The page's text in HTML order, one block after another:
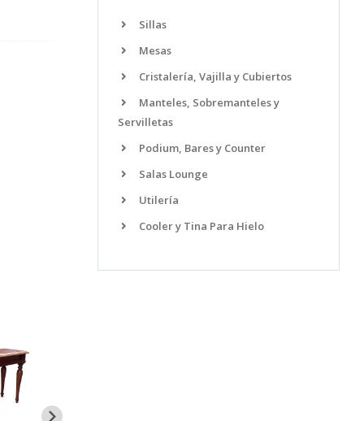
Sillas
Mesas
Cristalería, Vajilla y Cubiertos
Manteles, Sobremanteles y
Servilletas
Podium, Bares y Counter
Salas Lounge
Utilería
Cooler y Tina Para Hielo